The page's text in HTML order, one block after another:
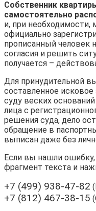
Собственник
самостоятельно
и, при
официально
прописанный человек
согласия и решить
получается –
Для принудительной
составленное
суду веских
лица с
решения суда, дело
обращение в
выписан даже без
Если вы нашли
фрагмент текста и
+7 (499) 938-47-82
+7 (812) 467-38-15